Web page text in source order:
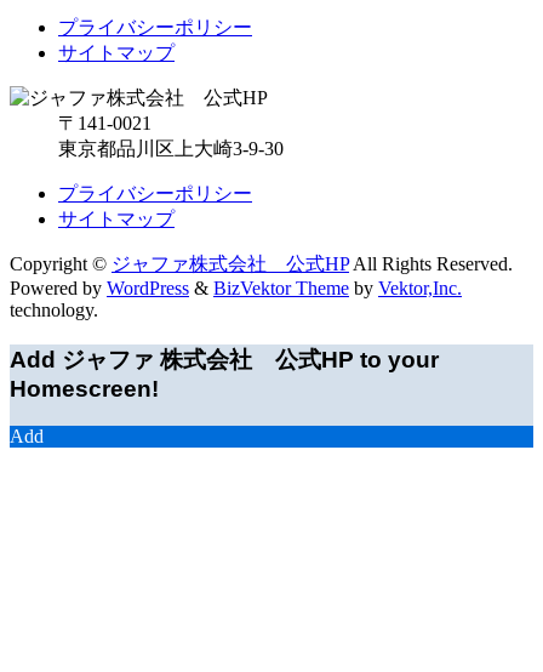
プライバシーポリシー
サイトマップ
〒141-0021
東京都品川区上大崎3-9-30
プライバシーポリシー
サイトマップ
Copyright © ジャファ株式会社 公式HPAll Rights Reserved.
Powered by WordPress & BizVektor Theme by Vektor,Inc.
technology.
Add ジャファ 株式会社 公式HP to your
Homescreen!
Add